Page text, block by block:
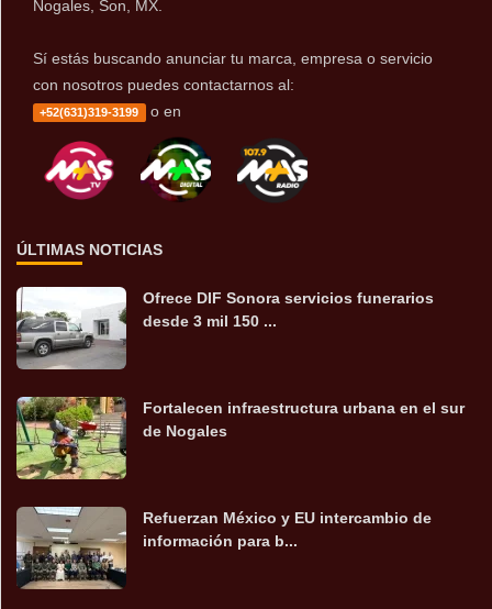
Nogales, Son, MX.
Sí estás buscando anunciar tu marca, empresa o servicio
con nosotros puedes contactarnos al:
+52(631)319-3199 o en
ÚLTIMAS NOTICIAS
Ofrece DIF Sonora servicios funerarios
desde 3 mil 150 ...
Fortalecen infraestructura urbana en el sur
de Nogales
Refuerzan México y EU intercambio de
información para b...